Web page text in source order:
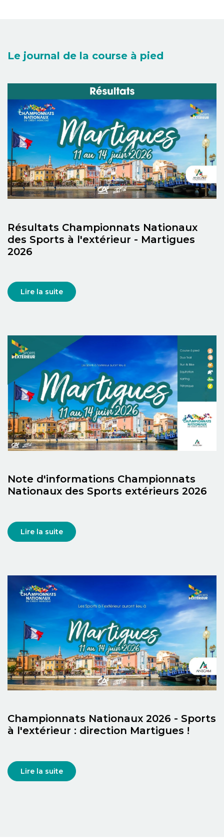
Le journal de la course à pied
Résultats Championnats Nationaux
des Sports à l'extérieur - Martigues
2026
Lire la suite
Note d'informations Championnats
Nationaux des Sports extérieurs 2026
Lire la suite
Championnats Nationaux 2026 - Sports
à l'extérieur : direction Martigues !
Lire la suite